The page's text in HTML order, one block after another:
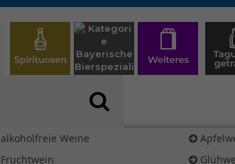
alkoholfreie Weine
Fruchtwein